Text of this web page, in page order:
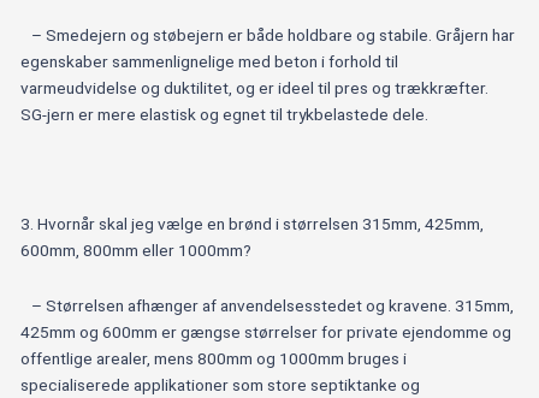
– Smedejern og støbejern er både holdbare og stabile. Gråjern har
egenskaber sammenlignelige med beton i forhold til
varmeudvidelse og duktilitet, og er ideel til pres og trækkræfter.
SG-jern er mere elastisk og egnet til trykbelastede dele.
3. Hvornår skal jeg vælge en brønd i størrelsen 315mm, 425mm,
600mm, 800mm eller 1000mm?
– Størrelsen afhænger af anvendelsesstedet og kravene. 315mm,
425mm og 600mm er gængse størrelser for private ejendomme og
offentlige arealer, mens 800mm og 1000mm bruges i
specialiserede applikationer som store septiktanke og